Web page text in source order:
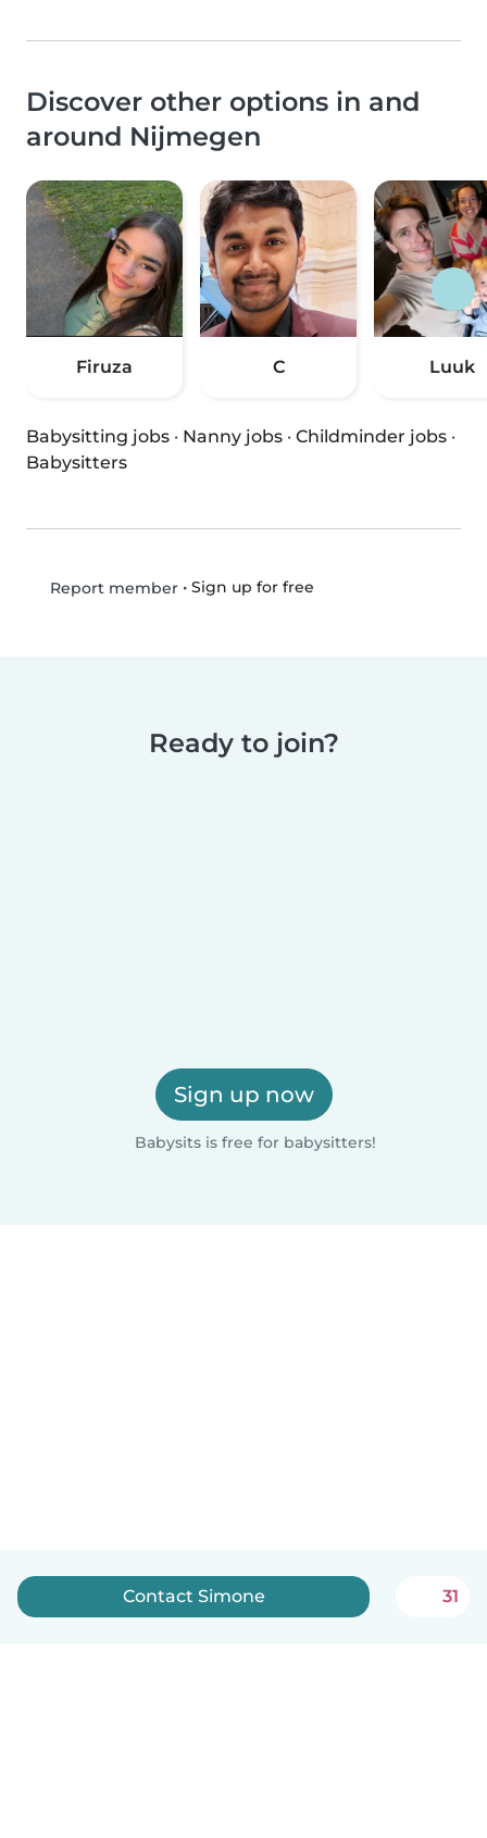
Discover other options in and
around Nijmegen
Firuza C Luuk
Babysitting jobs · Nanny jobs · Childminder jobs ·
Babysitters
Report member• Sign up for free
Ready to join?
Sign up now
Babysits is free for babysitters!
Contact Simone 31